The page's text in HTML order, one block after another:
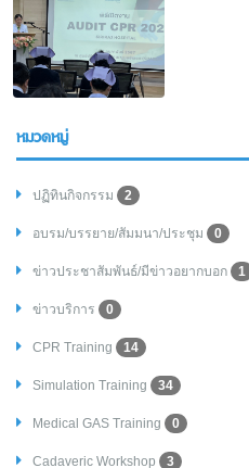
หมวดหมู่
ปฏิทินกิจกรรม 2
อบรม/บรรยาย/สัมมนา/ประชุม 0
ข่าวประชาสัมพันธ์/มีข่าวอยากบอก 1
ข่าวบริการ 0
CPR Training 14
Simulation Training 34
Medical GAS Training 0
Cadaveric Workshop 3